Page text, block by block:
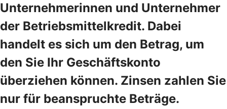
Unternehmerinnen und Unternehmer
der Betriebsmittelkredit. Dabei
handelt es sich um den Betrag, um
den Sie Ihr Geschäftskonto
überziehen können. Zinsen zahlen Sie
nur für beanspruchte Beträge.